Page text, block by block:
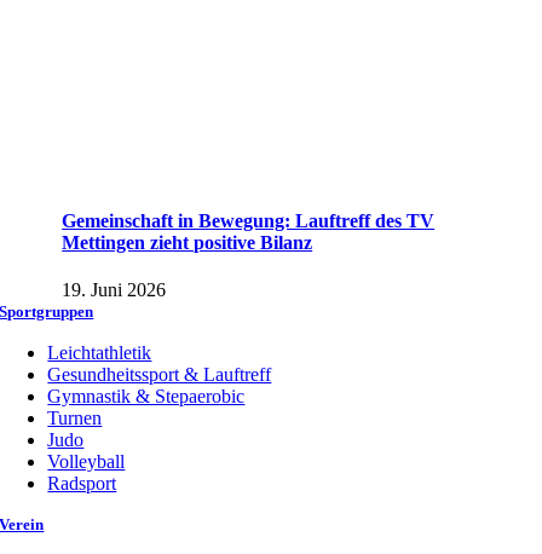
Gemeinschaft in Bewegung: Lauftreff des TV
Mettingen zieht positive Bilanz
19. Juni 2026
Sportgruppen
Leichtathletik
Gesundheitssport & Lauftreff
Gymnastik & Stepaerobic
Turnen
Judo
Volleyball
Radsport
Verein